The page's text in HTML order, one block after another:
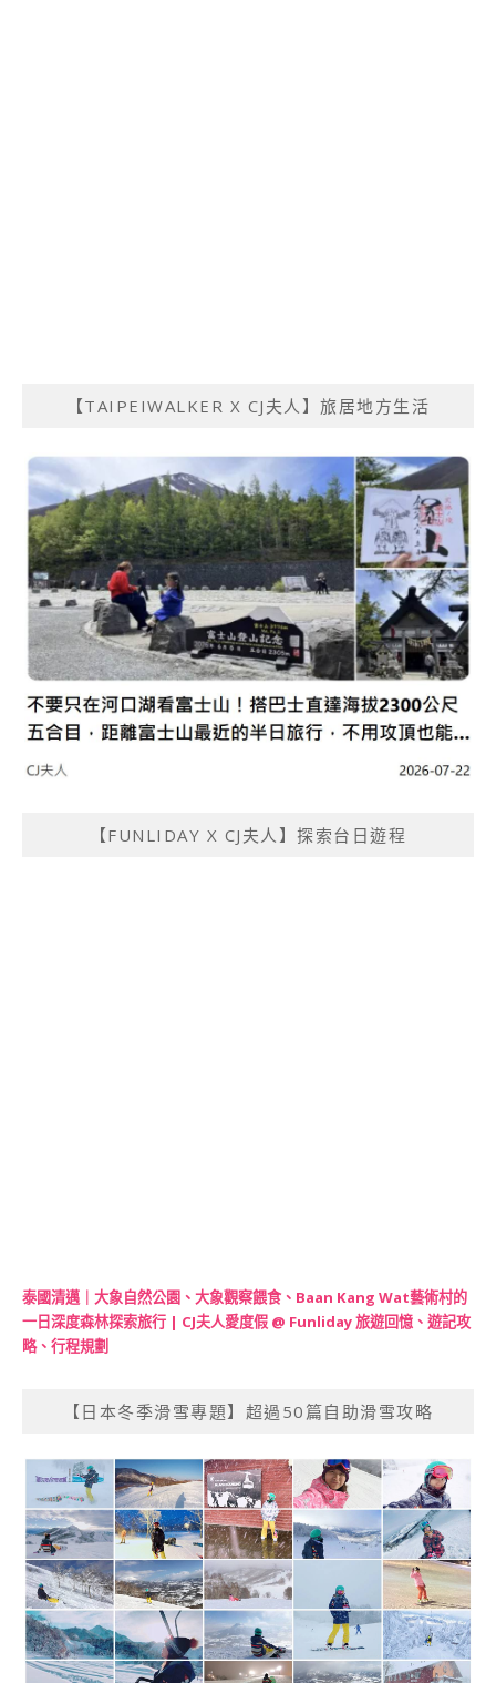
【TAIPEIWALKER X CJ夫人】旅居地方生活
【FUNLIDAY X CJ夫人】探索台日遊程
泰國清邁｜大象自然公園、大象觀察餵食、Baan Kang Wat藝術村的
一日深度森林探索旅行 | CJ夫人愛度假 @ Funliday 旅遊回憶、遊記攻
略、行程規劃
【日本冬季滑雪專題】超過50篇自助滑雪攻略